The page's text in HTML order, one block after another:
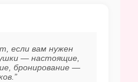
если вам нужен
— настоящие,
бронирование —